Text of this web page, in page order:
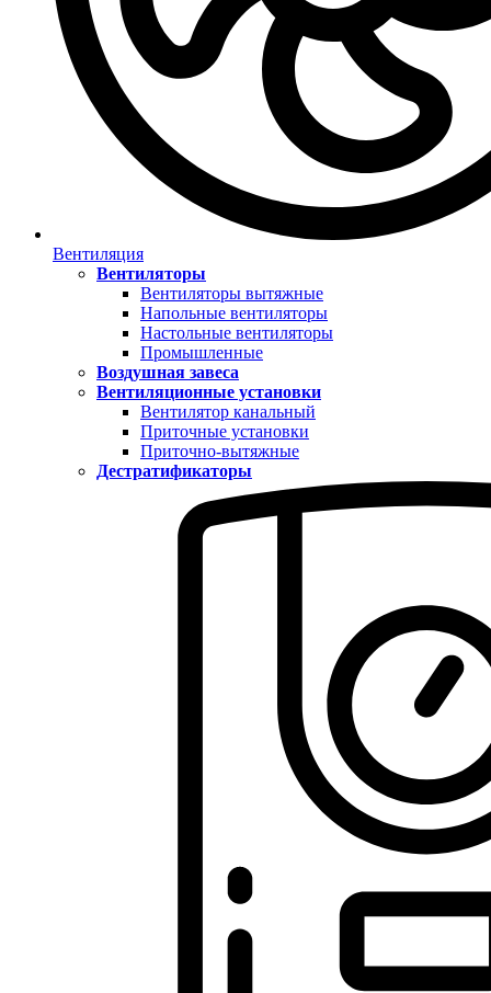
Вентиляция
Вентиляторы
Вентиляторы вытяжные
Напольные вентиляторы
Настольные вентиляторы
Промышленные
Воздушная завеса
Вентиляционные установки
Вентилятор канальный
Приточные установки
Приточно-вытяжные
Дестратификаторы